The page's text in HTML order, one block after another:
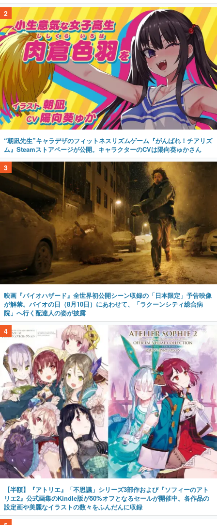
2
“朝凪先生”キャラデザのフィットネスリズムゲーム『がんばれ！チアリズ
ム』Steamストアページが公開。キャラクターのCVは陽向葵ゅかさん
3
映画『バイオハザード』全世界初公開シーン収録の「日本限定」予告映像
が解禁。バイオの日（8月10日）にあわせて、「ラクーンシティ総合病
院」へ行く配達人の姿が披露
4
【半額】『アトリエ』「不思議」シリーズ3部作および『ソフィーのアト
リエ2』公式画集のKindle版が50%オフとなるセールが開催中。各作品の
設定画や美麗なイラストの数々をふんだんに収録